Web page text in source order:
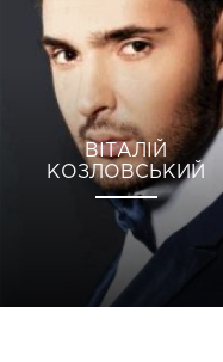
ВІТАЛІЙ
КОЗЛОВСЬКИЙ